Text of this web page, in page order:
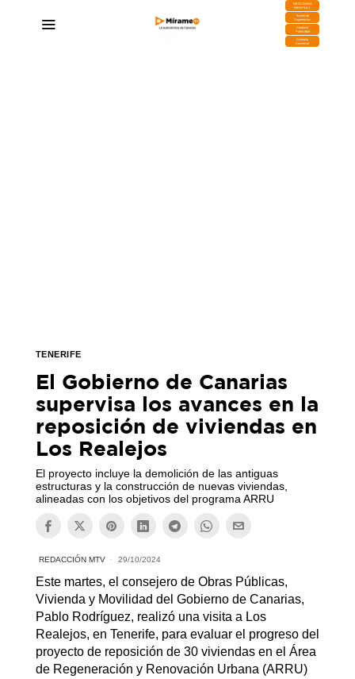
DESCARGA
MIRAPLAY
Buzón de
Sugerencias
Contratar
Publicidad
Contacto
Comercial
TENERIFE
El Gobierno de Canarias
supervisa los avances en la
reposición de viviendas en
Los Realejos
El proyecto incluye la demolición de las antiguas
estructuras y la construcción de nuevas viviendas,
alineadas con los objetivos del programa ARRU
REDACCIÓN MTV 29/10/2024
Este martes, el consejero de Obras Públicas,
Vivienda y Movilidad del Gobierno de Canarias,
Pablo Rodríguez, realizó una visita a Los
Realejos, en Tenerife, para evaluar el progreso del
proyecto de reposición de 30 viviendas en el Área
de Regeneración y Renovación Urbana (ARRU)